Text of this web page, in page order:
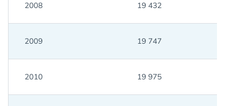
2008 19 432
2009 19 747
2010 19 975